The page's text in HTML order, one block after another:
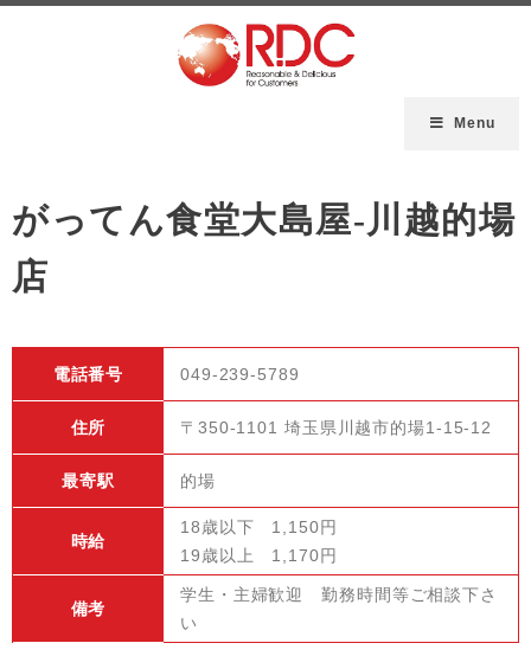
Menu
がってん食堂大島屋-川越的場
店
電話番号 049-239-5789
住所 〒350-1101 埼玉県川越市的場1-15-12
最寄駅 的場
時給
18歳以下 1,150円
19歳以上 1,170円
備考
学生・主婦歓迎 勤務時間等ご相談下さ
い